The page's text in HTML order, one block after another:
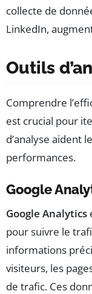
collecte de
LinkedIn,
Outils
Comprendre
est crucial pour
d’analyse aident
performances.
Google
Google Analytics
pour suivre le
informations
visiteurs, les
de trafic. Ces